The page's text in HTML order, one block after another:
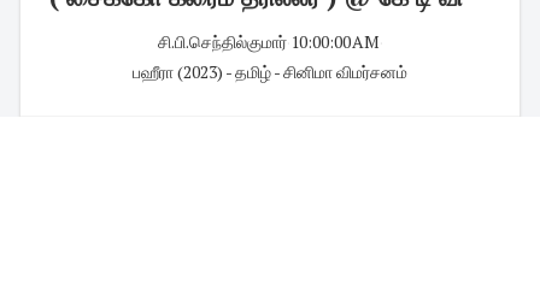
சி.பி.செந்தில்குமார்· 10:00:00 AM
பஹீரா (2023) - தமிழ் - சினிமா விமர்சனம்